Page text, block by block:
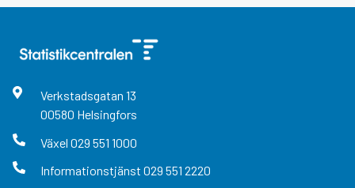
Verkstadsgatan 13
00580 Helsingfors
Växel 029 551 1000
Informationstjänst 029 551 2220